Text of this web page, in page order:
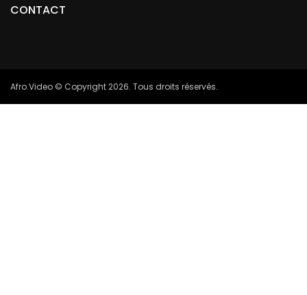
CONTACT
Afro.Video © Copyright 2026. Tous droits réservés.